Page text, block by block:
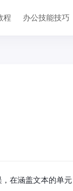
程 办公技能技巧
在涵盖文本的单元